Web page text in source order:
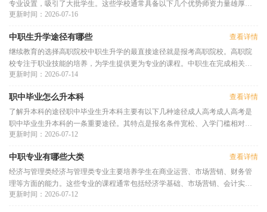
专业设置，吸引了大批学生。这些学校通常具备以下几个优势师资力量雄厚：
公办职高普遍拥有经验丰富的
更新时间：2026-07-16
中职生升学途径有哪些
查看详情
继续教育的选择高职院校中职生升学的最直接途径就是报考高职院校。高职院
校专注于职业技能的培养，为学生提供更为专业的课程。中职生在完成相关的
课程学习后，可以参加全国统
更新时间：2026-07-14
职中毕业怎么升本科
查看详情
了解升本科的途径职中毕业生升本科主要有以下几种途径成人高考成人高考是
职中毕业生升本科的一条重要途径。其特点是报名条件宽松、入学门槛相对较
低，适合在职人员或已毕业的
更新时间：2026-07-12
中职专业有哪些大类
查看详情
经济与管理类经济与管理类专业主要培养学生在商业运营、市场营销、财务管
理等方面的能力。这些专业的课程通常包括经济学基础、市场营销、会计实务
等，适合对商业感兴趣的学生
更新时间：2026-07-12